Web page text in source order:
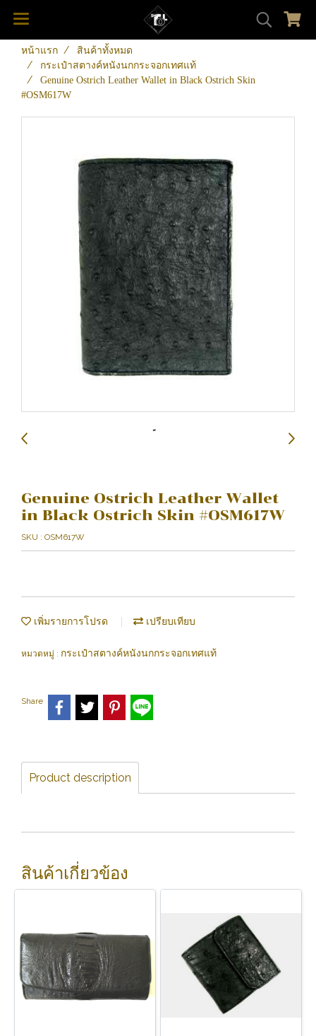
หน้าแรก
สินค้าทั้งหมด
กระเป๋าสตางค์หนังนกกระจอกเทศแท้
Genuine Ostrich Leather Wallet in Black Ostrich Skin
#OSM617W
Genuine Ostrich Leather Wallet
in Black Ostrich Skin #OSM617W
SKU : OSM617W
เพิ่มรายการโปรด เปรียบเทียบ
หมวดหมู่ : กระเป๋าสตางค์หนังนกกระจอกเทศแท้
Share
Product description
สินค้าเกี่ยวข้อง